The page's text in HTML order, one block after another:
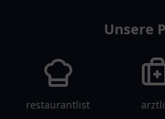
Unsere
restaurantlist